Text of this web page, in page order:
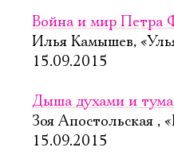
Война и мир Петра
Илья Камышев,
15.09.2015
Дыша духами и
Зоя Апостольская ,
15.09.2015